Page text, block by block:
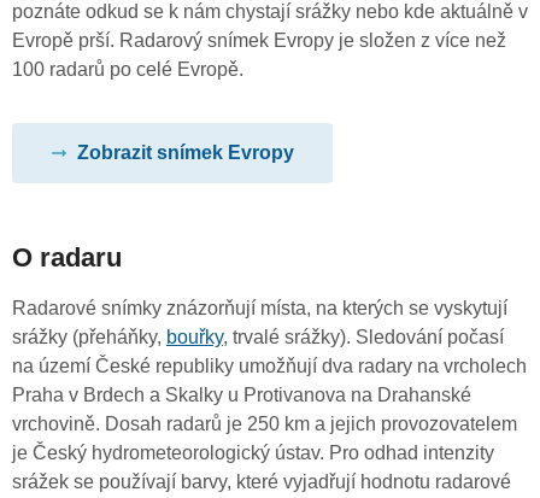
poznáte odkud se k nám chystají srážky nebo kde aktuálně v
Evropě prší. Radarový snímek Evropy je složen z více než
100 radarů po celé Evropě.
Zobrazit snímek Evropy
O radaru
Radarové snímky znázorňují místa, na kterých se vyskytují
srážky (přeháňky, bouřky, trvalé srážky). Sledování počasí
na území České republiky umožňují dva radary na vrcholech
Praha v Brdech a Skalky u Protivanova na Drahanské
vrchovině. Dosah radarů je 250 km a jejich provozovatelem
je Český hydrometeorologický ústav. Pro odhad intenzity
srážek se používají barvy, které vyjadřují hodnotu radarové